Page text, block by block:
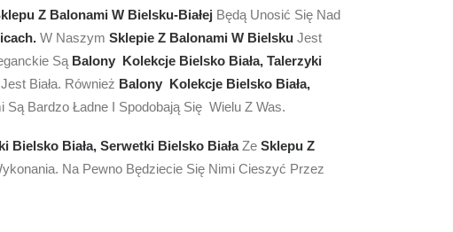
Z Balonami W Bielsku-Białej Będą Unosić Się Nad
W Naszym Sklepie Z Balonami W Bielsku Jest
Są Balony Kolekcje Bielsko Biała, Talerzyki
Biała. Również Balony Kolekcje Bielsko Biała,
Są Bardzo Ładne I Spodobają Się Wielu Z Was.
Bielsko Biała, Serwetki Bielsko BiałaZe Sklepu Z
Na Pewno Będziecie Się Nimi Cieszyć Przez